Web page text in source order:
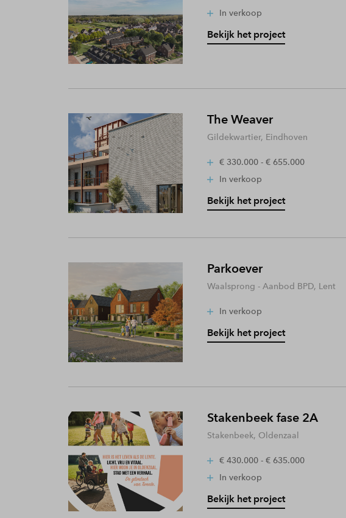
In verkoop
Bekijk het project
The Weaver
Gildekwartier, Eindhoven
€ 330.000 - € 655.000
In verkoop
Bekijk het project
Parkoever
Waalsprong - Aanbod BPD, Lent
In verkoop
Bekijk het project
Stakenbeek fase 2A
Stakenbeek, Oldenzaal
€ 430.000 - € 635.000
In verkoop
Bekijk het project